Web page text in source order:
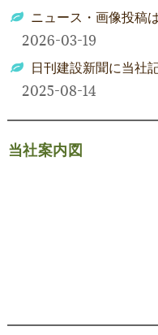
ニュース・画像投稿
2026-03-19
日刊建設新聞に当社
2025-08-14
当社案内図